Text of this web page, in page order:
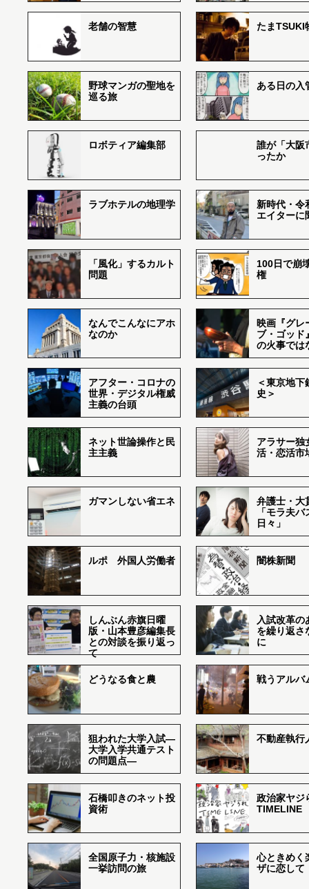
老舗の智慧 たまTSUKI
野球マンガの聖地を
巡る旅
ある日の入
ロボティア編集部
誰が「大阪
ったか
ラブホテルの地理学
新時代・令
エイターに
「風化」するカルト
問題
100日で崩
権
なんでこんなにアホ
なのか
映画『グレ
ブ・ゴッド
の火事では
アフター・コロナの
世界・デジタル権威
主義の台頭
＜東京地下
史＞
ネット世論操作と民
主主義
アラサー独
活・恋活市
ガマンしない省エネ
弁護士・大
「モラ夫
日々」
ルポ 外国人労働者 闇株新聞
しんぶん赤旗日曜
版・山本豊彦編集長
との対談を振り返っ
て
入試改革の
を繰り返さ
に
どうなる食と農 戦うアルバ
狙われた大学入試―
大学入学共通テスト
の問題点―
不動産執行
石橋叩きのネット投
資術
政治家ヤジ
TIMELINE
全国原子力・核施設
一挙訪問の旅
心ときめく
ザに恋して